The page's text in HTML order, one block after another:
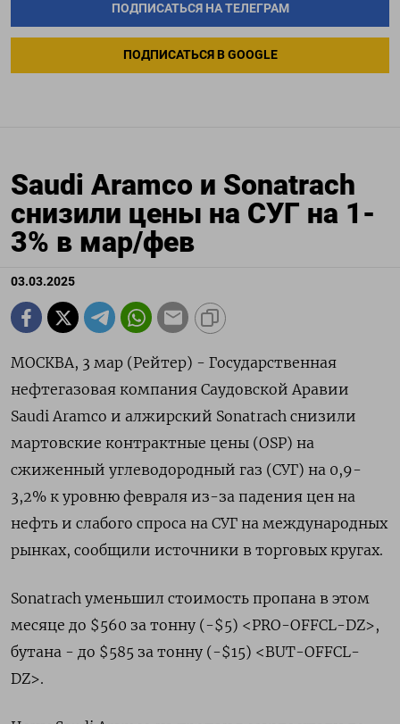
ПОДПИСАТЬСЯ НА ТЕЛЕГРАМ
ПОДПИСАТЬСЯ В GOOGLE
Saudi Aramco и Sonatrach
снизили цены на СУГ на 1-
3% в мар/фев
03.03.2025
МОСКВА, 3 мар (Рейтер) - Государственная
нефтегазовая компания Саудовской Аравии
Saudi Aramco и алжирский Sonatrach снизили
мартовские контрактные цены (OSP) на
сжиженный углеводородный газ (СУГ) на 0,9-
3,2% к уровню февраля из-за падения цен на
нефть и слабого спроса на СУГ на международных
рынках, сообщили источники в торговых кругах.
Sonatrach уменьшил стоимость пропана в этом
месяце до $560 за тонну (-$5) <PRO-OFFCL-DZ>,
бутана - до $585 за тонну (-$15) <BUT-OFFCL-
DZ>.